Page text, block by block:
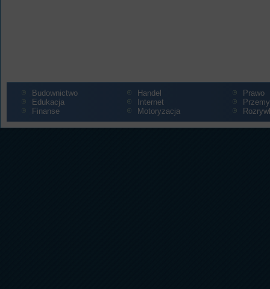
Budownictwo
Edukacja
Finanse
Handel
Internet
Motoryzacja
Prawo